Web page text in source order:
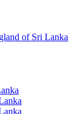
of Sri Lanka